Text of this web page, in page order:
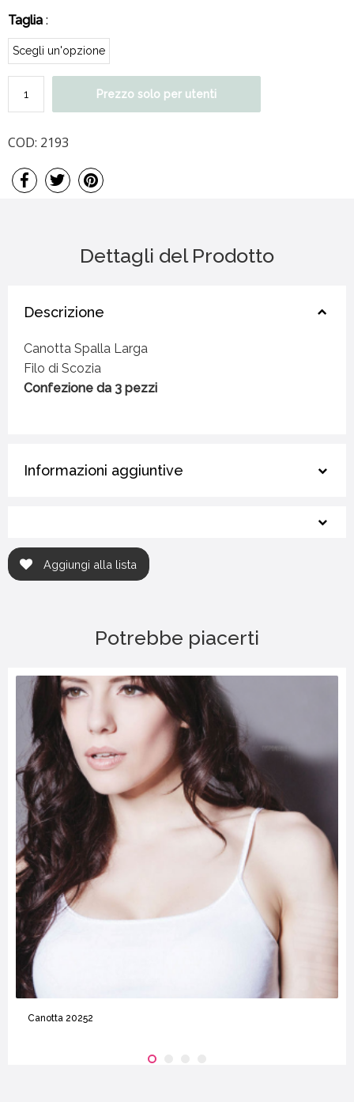
Taglia :
Prezzo solo per utenti
COD: 2193
Dettagli del Prodotto
Descrizione
Canotta Spalla Larga
Filo di Scozia
Confezione da 3 pezzi
Informazioni aggiuntive
Aggiungi alla lista
Potrebbe piacerti
Canotta 20252